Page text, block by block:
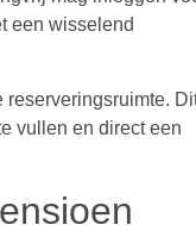
een wisselend
reserveringsruimte.
vullen en direct een